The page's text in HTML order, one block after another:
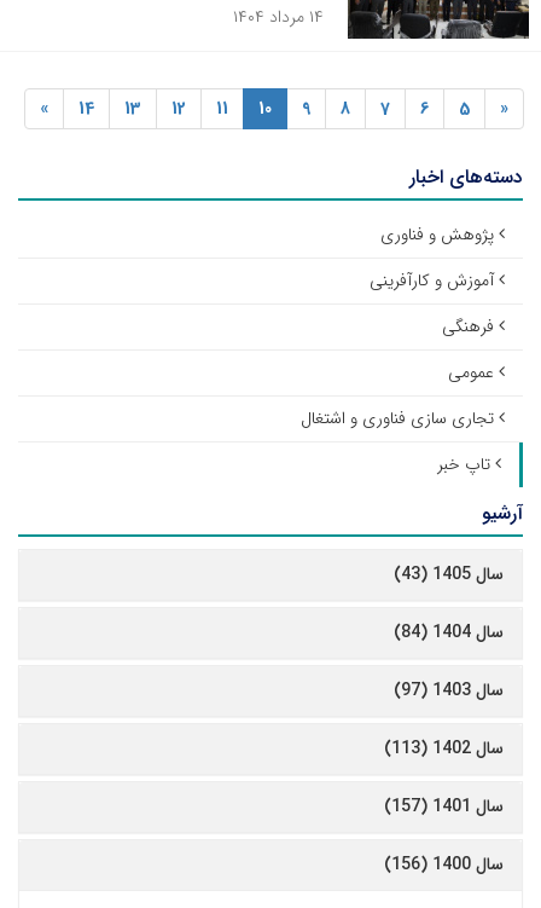
۱۴ مرداد ۱۴۰۴
«
5
6
7
8
9
10
11
12
13
14
»
دسته‌های اخبار
پژوهش و فناوری
آموزش و کارآفرینی
فرهنگی
عمومی
تجاری سازی فناوری و اشتغال
تاپ خبر
آرشیو
سال 1405 (43)
سال 1404 (84)
سال 1403 (97)
سال 1402 (113)
سال 1401 (157)
سال 1400 (156)